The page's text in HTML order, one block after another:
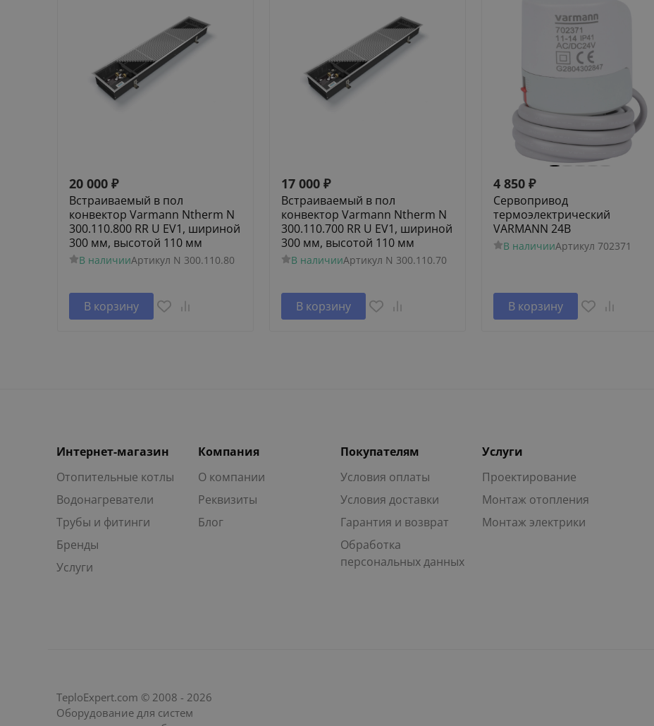
20 000 ₽
Встраиваемый в пол
конвектор Varmann Ntherm N
300.110.800 RR U EV1, шириной
300 мм, высотой 110 мм
В наличииАртикул N 300.110.80
В корзину
17 000 ₽
Встраиваемый в пол
конвектор Varmann Ntherm N
300.110.700 RR U EV1, шириной
300 мм, высотой 110 мм
В наличииАртикул N 300.110.70
В корзину
4 850 ₽
Сервопривод
термоэлектрический
VARMANN 24В
В наличииАртикул 702371
В корзину
Интернет-магазин
Отопительные котлы
Водонагреватели
Трубы и фитинги
Бренды
Услуги
Компания
О компании
Реквизиты
Блог
Покупателям
Условия оплаты
Условия доставки
Гарантия и возврат
Обработка
персональных данных
Услуги
Проектирование
Монтаж отопления
Монтаж электрики
TeploExpert.com © 2008 - 2026
Оборудование для систем